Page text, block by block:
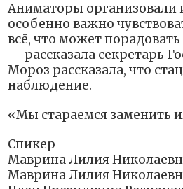
Аниматоры организовали
особенно важно
всё, что может
— рассказала секретарь
Мороз рассказала, что
наблюдение.
«Мы стараемся заменить
Спикер
Маврина Лилия
Маврина Лилия